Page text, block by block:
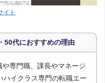
イト
50代におすすめの理由
専門職、課長やマネージ
ハイクラス専門の転職エー